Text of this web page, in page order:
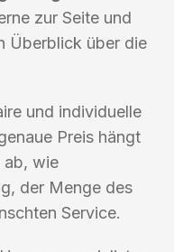
zur Seite und
Überblick über die
und individuelle
Preis hängt
ab, wie
der Menge des
Service.